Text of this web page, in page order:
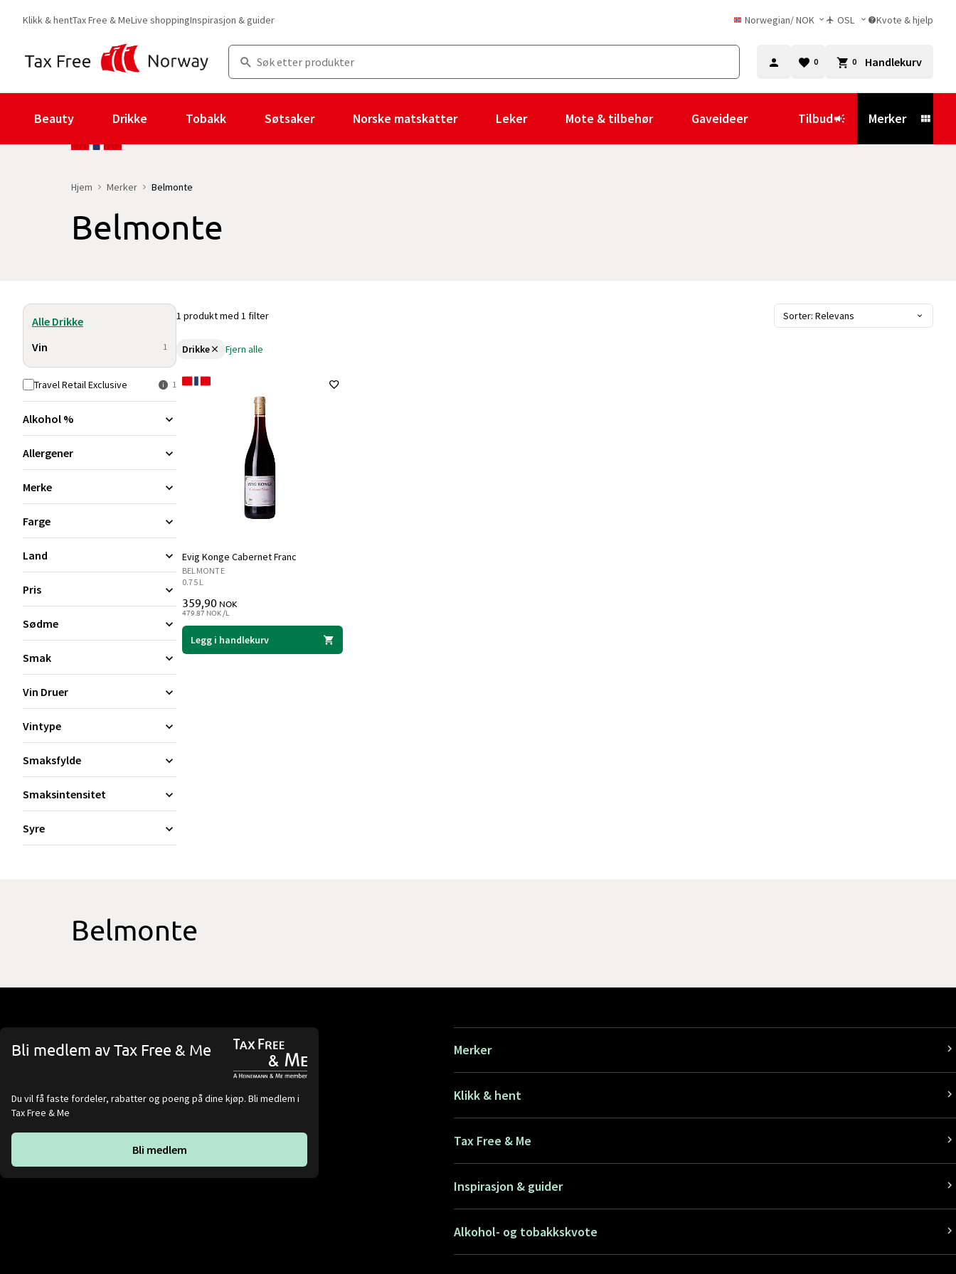
Klikk & hentTax Free & MeLive shoppingInspirasjon & guider Norwegian/NOK OSL Kvote & hjelp
0 0 Handlekurv
Beauty Drikke Tobakk Søtsaker Norske matskatter Leker Mote & tilbehør Gaveideer Tilbud Merker
Hjem Merker Belmonte
Belmonte
Alle Drikke
Vin
1
Travel Retail Exclusive 1
Alkohol %
Allergener
Merke
Farge
Land
Pris
Sødme
Smak
Vin Druer
Vintype
Smaksfylde
Smaksintensitet
Syre
1 produkt med 1 filter Sorter: Relevans
Drikke Fjern alle
Evig Konge Cabernet Franc
BELMONTE
0.75 L
359,90 NOK
479.87 NOK /L
Legg i handlekurv
Belmonte
Bli medlem av Tax Free & Me
Du vil få faste fordeler, rabatter og poeng på dine kjøp. Bli medlem i
Tax Free & Me
Bli medlem
Merker
Klikk & hent
Tax Free & Me
Inspirasjon & guider
Alkohol- og tobakkskvote